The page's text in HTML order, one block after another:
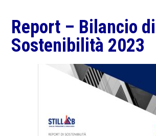
Report – Bilancio di
Sostenibilità 2023